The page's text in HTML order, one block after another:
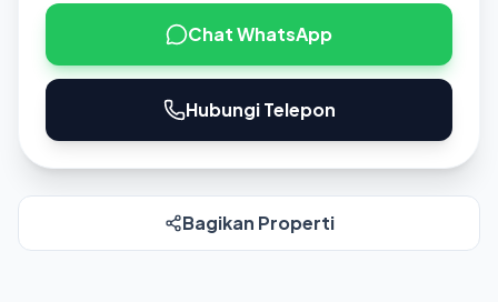
Chat WhatsApp
Hubungi Telepon
Bagikan Properti